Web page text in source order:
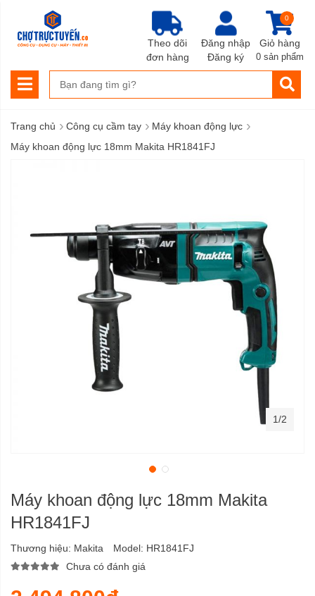
Đăng nhập
Đăng ký
Giỏ hàng
0
0 sản phẩm
Theo dõi
đơn hàng
Trang chủ › Công cụ cầm tay › Máy khoan động lực ›
Máy khoan động lực 18mm Makita HR1841FJ
Máy khoan động lực 18mm Makita
HR1841FJ
Thương hiệu: Makita Model: HR1841FJ
Chưa có đánh giá
1/2